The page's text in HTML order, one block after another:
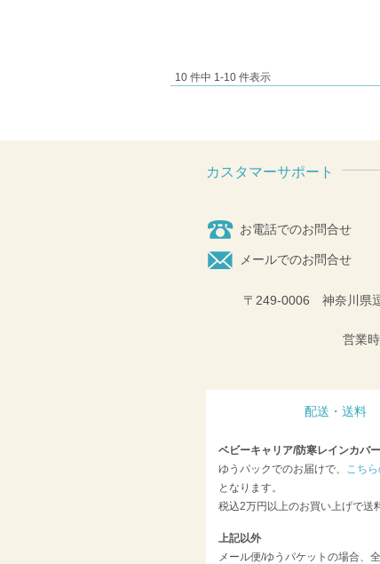
10 件中 1-10 件表示
カスタマーサポート
お電話でのお問合せ
メールでのお問合せ
〒249-0006 神奈川県
営業
配送・送料
ベビーキャリア/防寒レインカバ
ゆうパックでのお届けで、
こち
となります。
税込2万円以上のお買い上げで送
上記以外
メール便/ゆうパケットの場合、